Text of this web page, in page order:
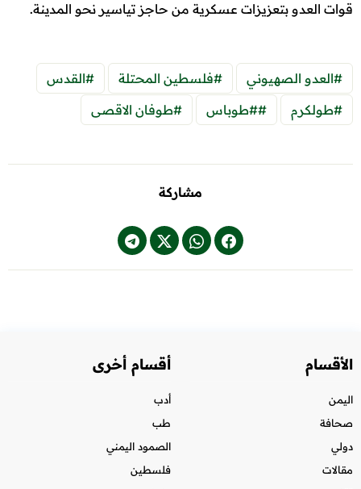
قوات العدو بتعزيزات عسكرية من حاجز تياسير نحو المدينة.
#العدو الصهيوني #فلسطين المحتلة
#القدس
#طولكرم
##طوباس #طوفان الاقصى
مشاركة
الأقسام
اليمن
صحافة
دولي
مقالات
أقسام أخرى
أدب
طب
الصمود اليمني
فلسطين